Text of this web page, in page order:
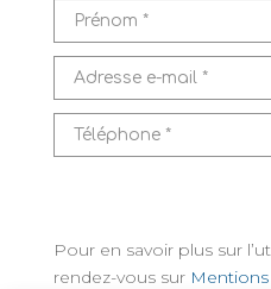
Pour en savoir plus sur
rendez-vous sur